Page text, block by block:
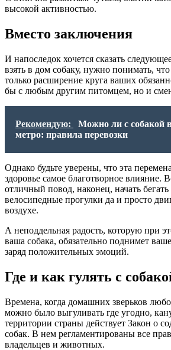
высокой активностью.
Вместо заключения
И напоследок хочется сказать
взять в дом собаку, нужно понимать,
только расширение круга ваших
бы с любым другим питомцем, но и
Рекомендую:
Можно ли с собакой в
метро: правила перевозки
Однако будьте уверены, что эта
здоровье самое благотворное влияние.
отличный повод, наконец, начать
велосипедные прогулки да и просто
воздухе.
А неподдельная радость, которую при
ваша собака, обязательно поднимет
заряд положительных эмоций.
Где и как гулять с
Времена, когда домашних зверьков
можно было выгуливать где угодно,
территории страны действует Закон о
собак. В нем регламентированы все
владельцев и животных.